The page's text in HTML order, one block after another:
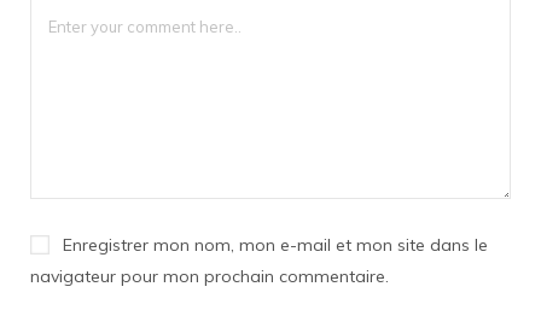
Enregistrer mon nom, mon e-mail et mon site dans le
navigateur pour mon prochain commentaire.